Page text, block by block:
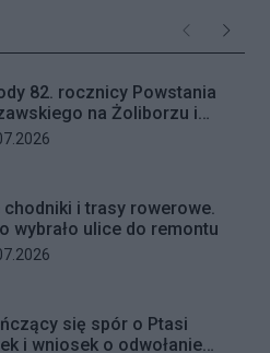
na koniec sierpnia
Policjanci zatrzymali 32-
mężczyznę w chwili, gdy
odebrać przygotowane
23 tysiące złotych.
usłyszał zarzut
Poprzednie
82. rocznicy Powstania
na Żoliborzu i
artykułu:
chodniki i trasy rowerowe.
wybrało ulice do remontu
artykułu:
się spór o Ptasi
i wniosek o odwołanie